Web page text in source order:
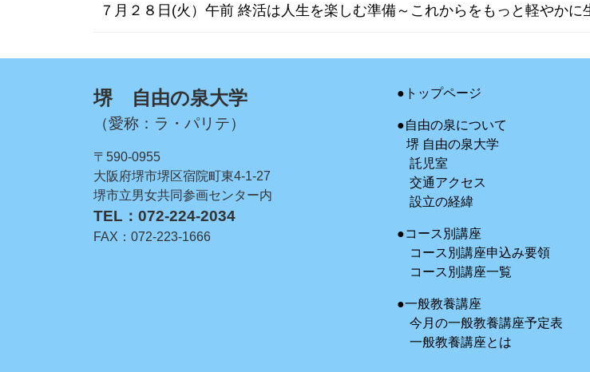
７月２８日(火）午前 終活は人生を楽しむ準備～これからをもっと軽やか
堺 自由の泉大学
（愛称：ラ・パリテ）
〒590-0955
大阪府堺市堺区宿院町東4-1-27
堺市立男女共同参画センター内
TEL：072-224-2034
FAX：072-223-1666
●トップページ
●自由の泉について
堺 自由の泉大学
託児室
交通アクセス
設立の経緯
●コース別講座
コース別講座申込み要領
コース別講座一覧
●一般教養講座
今月の一般教養講座予定表
一般教養講座とは